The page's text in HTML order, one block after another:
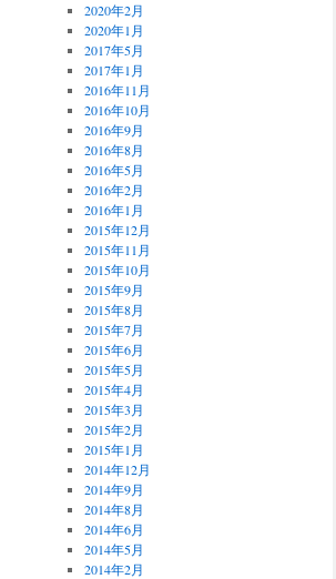
2020年2月
2020年1月
2017年5月
2017年1月
2016年11月
2016年10月
2016年9月
2016年8月
2016年5月
2016年2月
2016年1月
2015年12月
2015年11月
2015年10月
2015年9月
2015年8月
2015年7月
2015年6月
2015年5月
2015年4月
2015年3月
2015年2月
2015年1月
2014年12月
2014年9月
2014年8月
2014年6月
2014年5月
2014年2月